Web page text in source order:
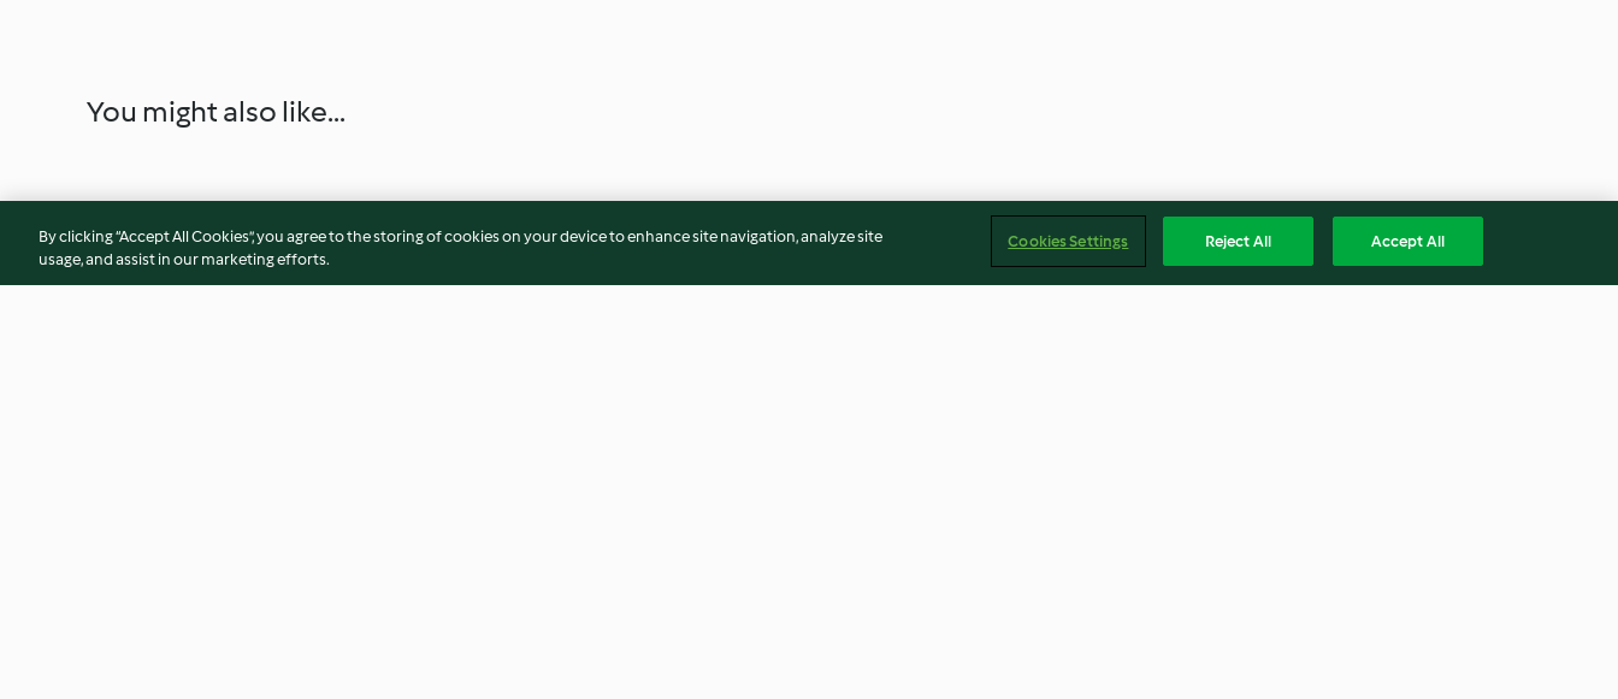
You might also like...
By clicking “Accept All Cookies”, you agree to the storing of cookies on your device to enhance site navigation, analyze site
usage, and assist in our marketing efforts.
Cookies Settings Reject All Accept All